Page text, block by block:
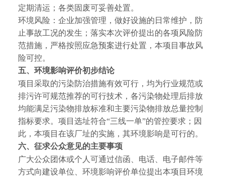
定期清运；各类固废可妥善处置。
环境风险：企业加强管理，做好设施的日常维护，防
止事故工况的发生；落实本次评价提出的各项风险防
范措施，严格按照应急预案进行处置，本项目事故风
险可控。
五、环境影响评价初步结论
项目采取的污染防治措施有效可行，均为行业规范或
排污许可规范推荐的可行技术，各污染物处理后排放
均能满足污染物排放标准和主要污染物排放总量控制
指标要求。项目选址符合“三线一单”的管控要求；因
此，本项目在该厂址的实施，其环境影响是可行的。
六、征求公众意见的主要事项
广大公众团体或个人可通过信函、电话、电子邮件等
方式向建设单位、环境影响评价单位提出本项目环境